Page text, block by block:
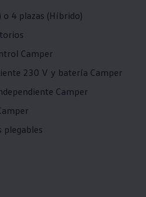
o 4 plazas (Híbrido)
Camper
230 V y batería Camper
Camper
plegables